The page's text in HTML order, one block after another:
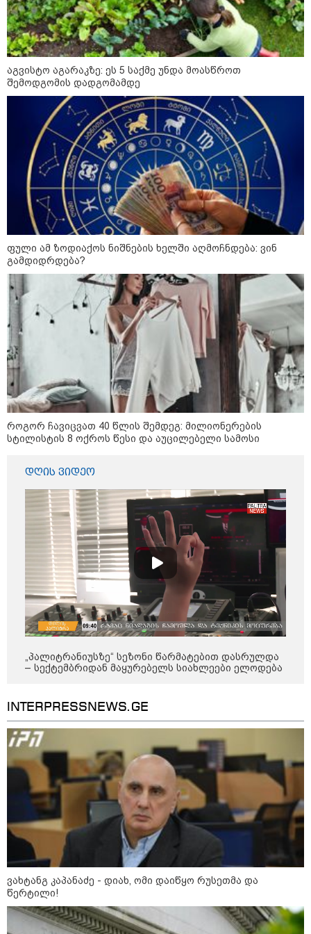
საქართველოს
თავისუფლებისთვის შეწირული
გმირების მემორიალზე
გაკეთდა" - "ნაციონალური
მოძრაობა"
19:03 / 08-08-2026
"მკაცრად ვგმობთ ირაკლი
კობახიძის განცხადებას" -
"კოალიცია ცვლილებისთვის"
16:33 / 08-08-2026
"გიორგი ბარამიძემ რაღაც
არასწორად ჩამოაყალიბა,
მაგრამ ნამდვილად არ
ეკუთვნის წიხლი ივანიშვილის
ღალატზე დაფუძნებული
დიქტატურის მსახურებისგან" -
მიხეილ სააკაშვილი
"აი, ეს არის სამშობლოს
ღალატი" - როგორ ეხმაურება
ნიკა გვარამია აგვისტოს ომთან
დაკავშირებით ირაკლი
კობახიძის განცხადებას?
კატეგორიის ყველა სიახლე
მარშრუტზე ბილეთების გაყიდვის
პერიოდს ახანგრძლივებს
„წარმოებულია საქართველოში“ -
ქართული თაფლი ჩინეთის
ბაზარზე გასასვლელად ემზადება
- დეტალები
მსოფლიო სასიცოცხლოდ
დეფიციტის წინაშე დგას
კონფლიქტები
აგვისტო აგარაკზე: ეს 5 საქმე უნდა მოასწროთ
შემოდგომის დადგომამდე
ფული ამ ზოდიაქოს ნიშნების ხელში აღმოჩნდება: ვინ
გამდიდრდება?
როგორ ჩავიცვათ 40 წლის შემდეგ: მილიონერების
სტილისტის 8 ოქროს წესი და აუცილებელი სამოსი
დღის ვიდეო
„პალიტრანიუსზე“ სეზონი წარმატებით დასრულდა
– სექტემბრიდან მაყურებელს სიახლეები ელოდება
INTERPRESSNEWS.GE
ვახტანგ კაპანაძე - დიახ, ომი დაიწყო რუსეთმა და
წერტილი!